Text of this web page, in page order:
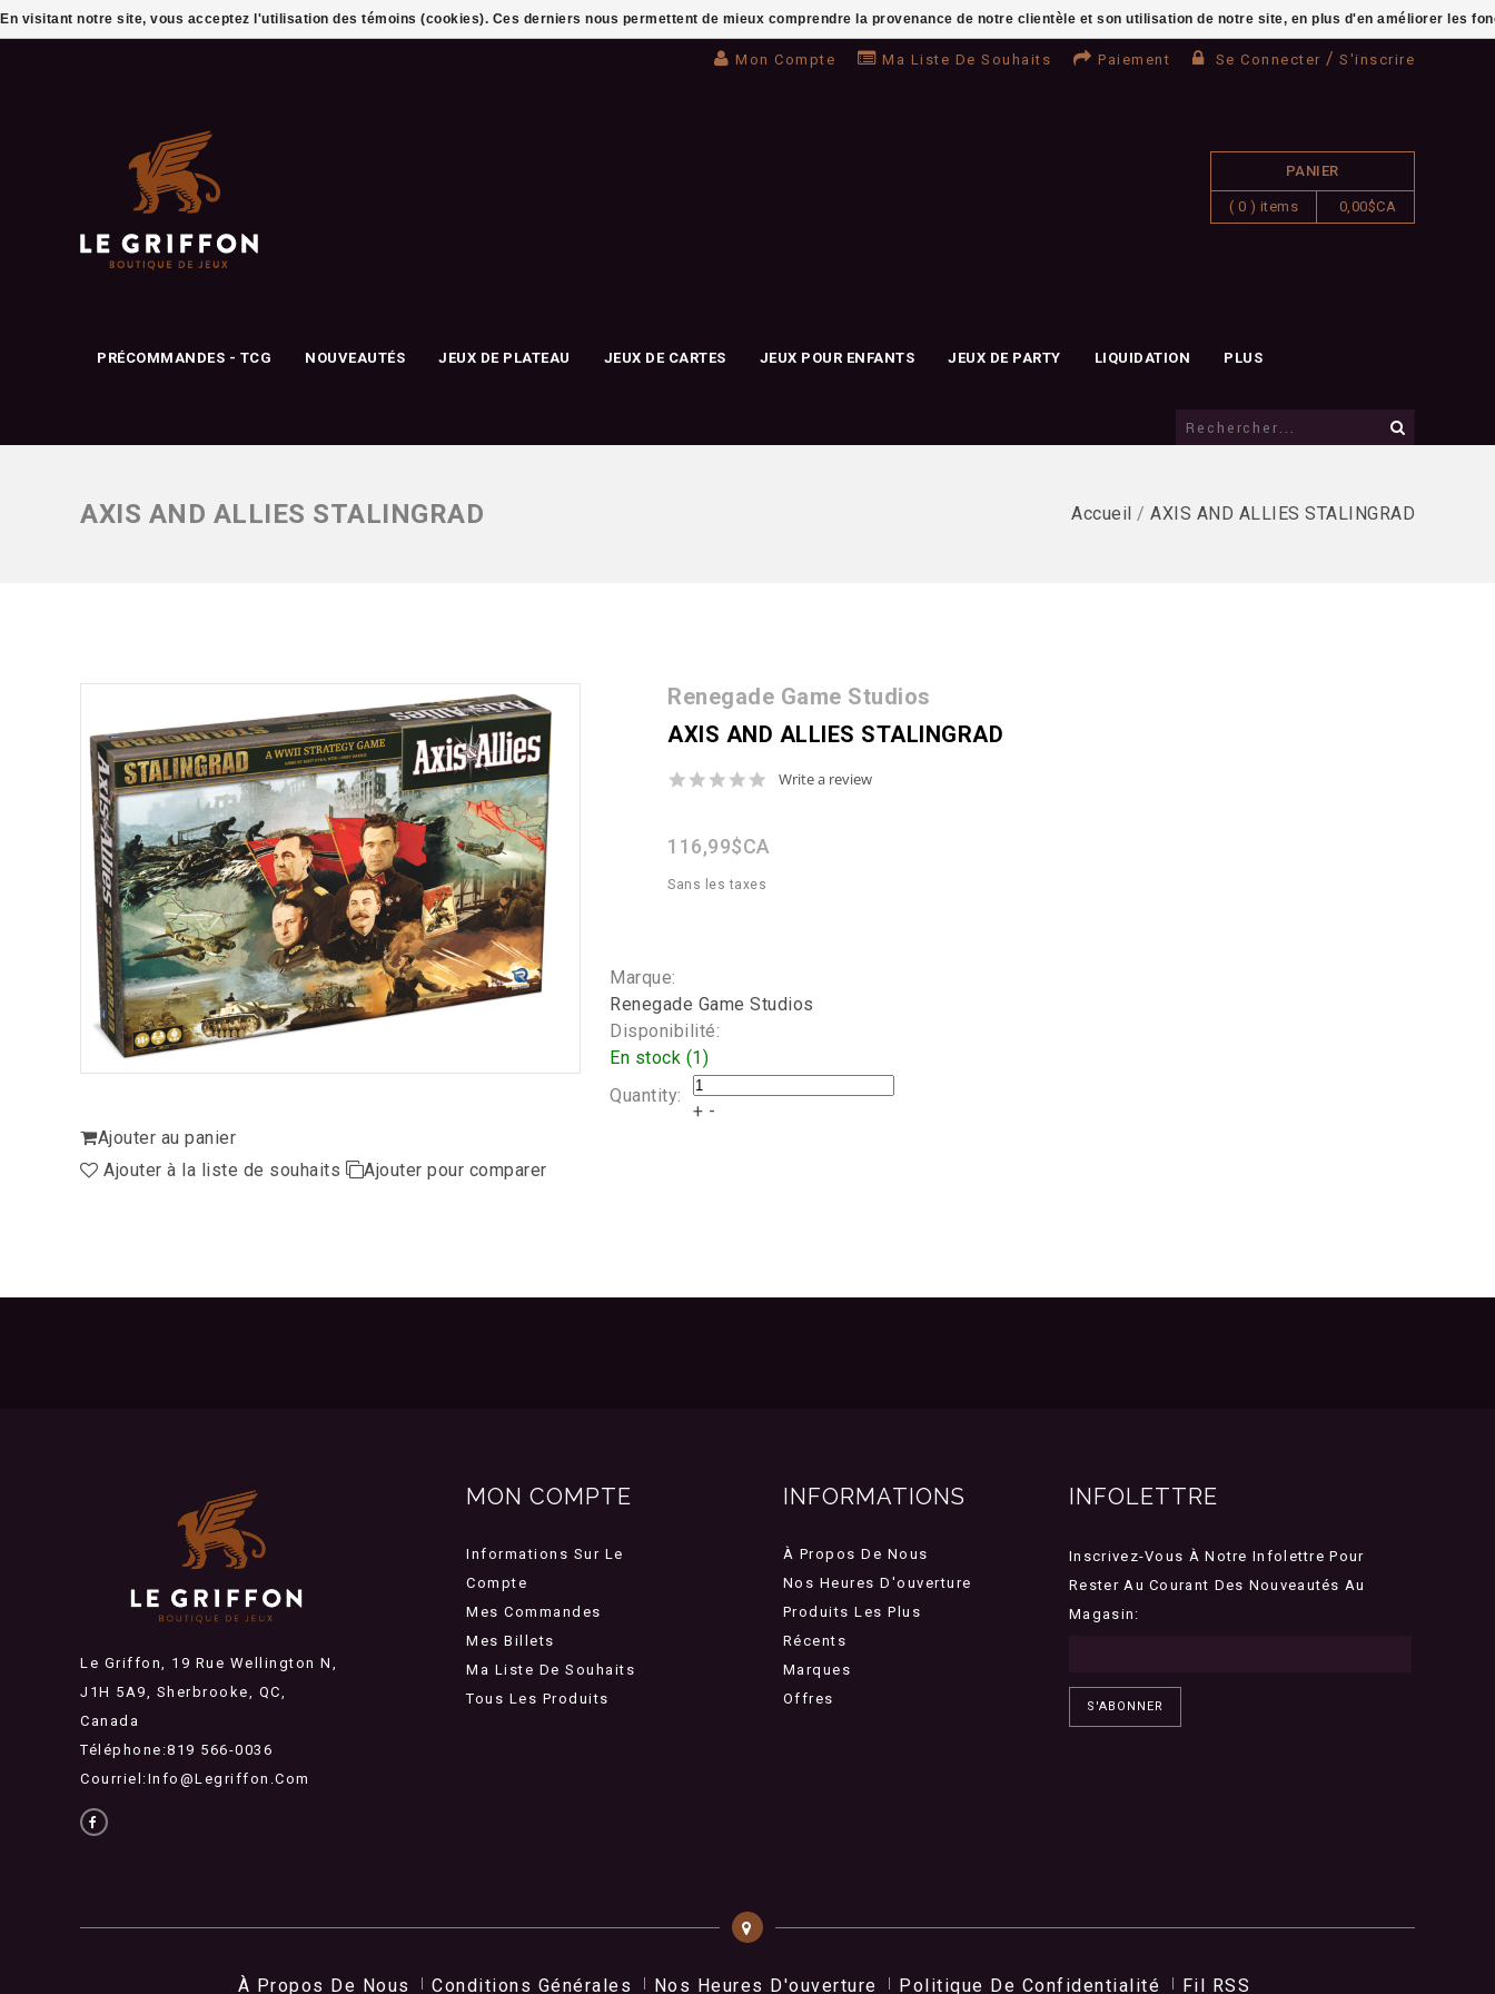
Mon Compte Ma Liste De Souhaits Paiement Se Connecter / S'inscrire
PANIER
( 0 ) items 0,00$CA
PRÉCOMMANDES - TCG NOUVEAUTÉS JEUX DE PLATEAU JEUX DE CARTES JEUX POUR ENFANTS JEUX DE PARTY LIQUIDATION PLUS
AXIS AND ALLIES STALINGRAD Accueil / AXIS AND ALLIES STALINGRAD
Renegade Game Studios
AXIS AND ALLIES STALINGRAD
0.0
Write a review
116,99$CA
Sans les taxes
Marque:
Renegade Game Studios
Disponibilité:
En stock (1)
Quantity:
+ -
Ajouter au panier
Ajouter à la liste de souhaits
Ajouter pour comparer
Le Griffon, 19 Rue Wellington N,
J1H 5A9, Sherbrooke, QC,
Canada
Téléphone:819 566-0036
Courriel:Info@legriffon.com
MON COMPTE
Informations Sur Le
Compte
Mes Commandes
Mes Billets
Ma Liste De Souhaits
Tous Les Produits
INFORMATIONS
À Propos De Nous
Nos Heures D'ouverture
Produits Les Plus
Récents
Marques
Offres
INFOLETTRE
Inscrivez-Vous À Notre Infolettre Pour
Rester Au Courant Des Nouveautés Au
Magasin:
S'ABONNER
À Propos De Nous Conditions Générales Nos Heures D'ouverture Politique De Confidentialité Fil RSS
En visitant notre site, vous acceptez l'utilisation des témoins (cookies). Ces derniers nous permettent de mieux comprendre la provenance de notre clientèle et son utilisation de notre site, en plus d'en améliorer les